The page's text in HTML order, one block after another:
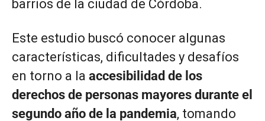
barrios de la ciudad de Córdoba.
Este estudio buscó conocer algunas
características, dificultades y desafíos
en torno a la accesibilidad de los
derechos de personas mayores durante el
segundo año de la pandemia, tomando